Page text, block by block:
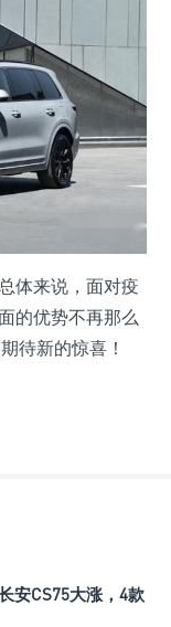
体来说，面对疫
的优势不再那么
待新的惊喜！
安CS75大涨，4款